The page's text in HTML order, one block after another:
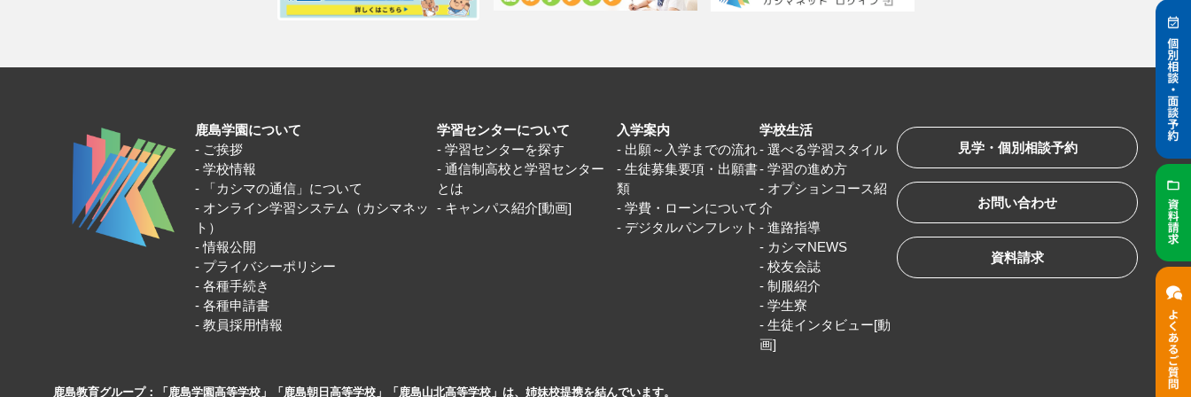
鹿島学園について
ご挨拶
学校情報
「カシマの通信」について
オンライン学習システム（カシマネッ
ト）
情報公開
プライバシーポリシー
各種手続き
各種申請書
教員採用情報
学習センターについて
学習センターを探す
通信制高校と学習センター
とは
キャンパス紹介[動画]
入学案内
出願～入学までの流れ
生徒募集要項・出願書
類
学費・ローンについて
デジタルパンフレット
学校生活
選べる学習スタイル
学習の進め方
オプションコース紹
介
進路指導
カシマNEWS
校友会誌
制服紹介
学生寮
生徒インタビュー[動
画]
見学・個別相談予約
お問い合わせ
資料請求
鹿島教育グループ：「鹿島学園高等学校」「鹿島朝日高等学校」「鹿島山北高等学校」は、姉妹校提携を結んでいます。